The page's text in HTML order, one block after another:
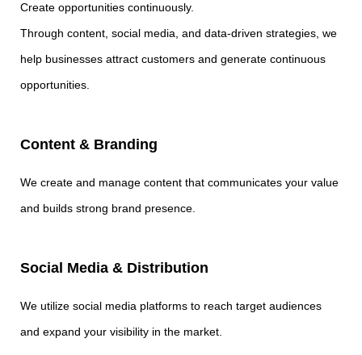
Create opportunities continuously.
Through content, social media, and data-driven strategies, we
help businesses attract customers and generate continuous
opportunities.
Content & Branding
We create and manage content that communicates your value
and builds strong brand presence.
Social Media & Distribution
We utilize social media platforms to reach target audiences
and expand your visibility in the market.